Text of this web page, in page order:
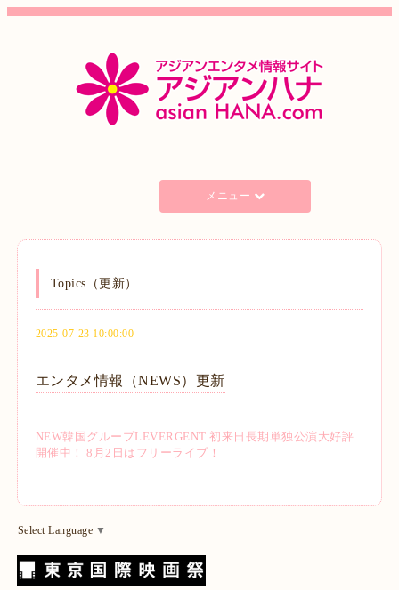
メニュー
Topics（更新）
2025-07-23 10:00:00
エンタメ情報（NEWS）更新
NEW韓国グループLEVERGENT 初来日長期単独公演大好評
開催中！ 8月2日はフリーライブ！
Select Language ▼